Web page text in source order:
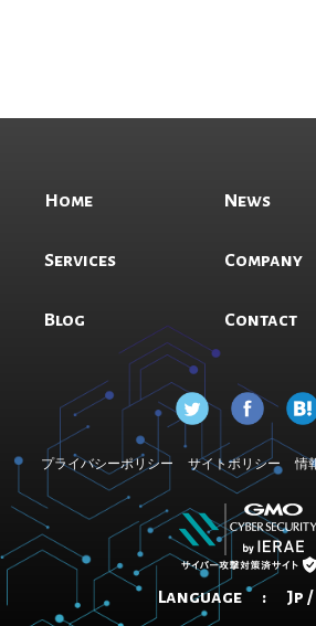
Home News
Services Company
Blog Contact
プライバシーポリシー サイトポリシー 情
Language : Jp /